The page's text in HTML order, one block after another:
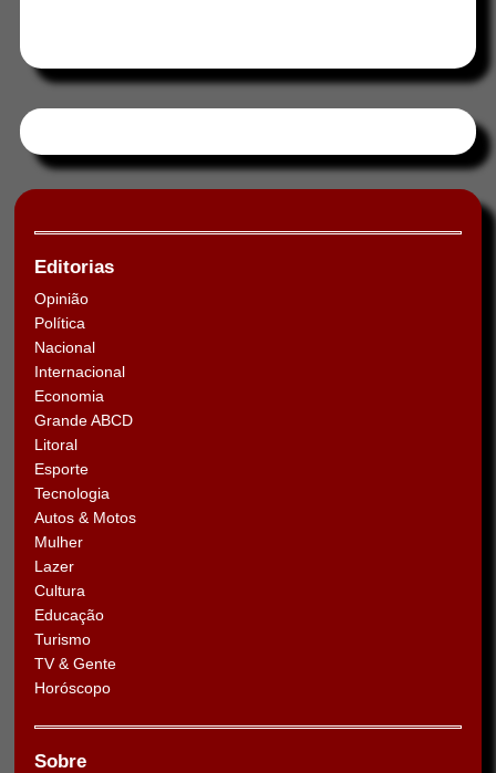
Editorias
Opinião
Política
Nacional
Internacional
Economia
Grande ABCD
Litoral
Esporte
Tecnologia
Autos & Motos
Mulher
Lazer
Cultura
Educação
Turismo
TV & Gente
Horóscopo
Sobre